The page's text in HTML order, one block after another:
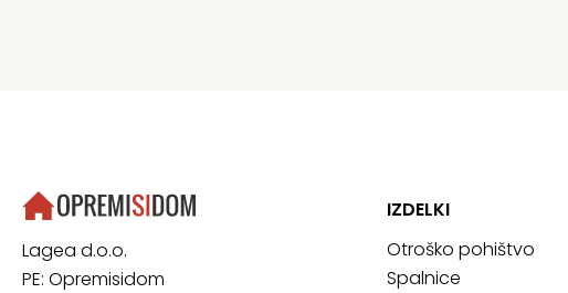
Lagea d.o.o.
PE: Opremisidom
IZDELKI
Otroško pohištvo
Spalnice